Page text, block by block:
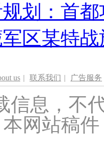
划：首
区某特
us | 联系我们 | 广告服务
信息，不
本网站稿